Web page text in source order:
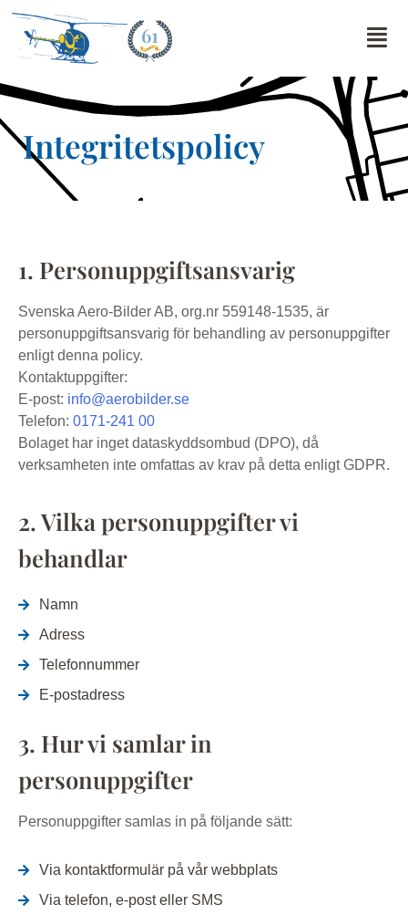
61
Integritetspolicy
1. Personuppgiftsansvarig
Svenska Aero-Bilder AB, org.nr 559148-1535, är
personuppgiftsansvarig för behandling av personuppgifter
enligt denna policy.
Kontaktuppgifter:
E-post: info@aerobilder.se
Telefon: 0171-241 00
Bolaget har inget dataskyddsombud (DPO), då
verksamheten inte omfattas av krav på detta enligt GDPR.
2. Vilka personuppgifter vi
behandlar
Namn
Adress
Telefonnummer
E-postadress
3. Hur vi samlar in
personuppgifter
Personuppgifter samlas in på följande sätt:
Via kontaktformulär på vår webbplats
Via telefon, e-post eller SMS